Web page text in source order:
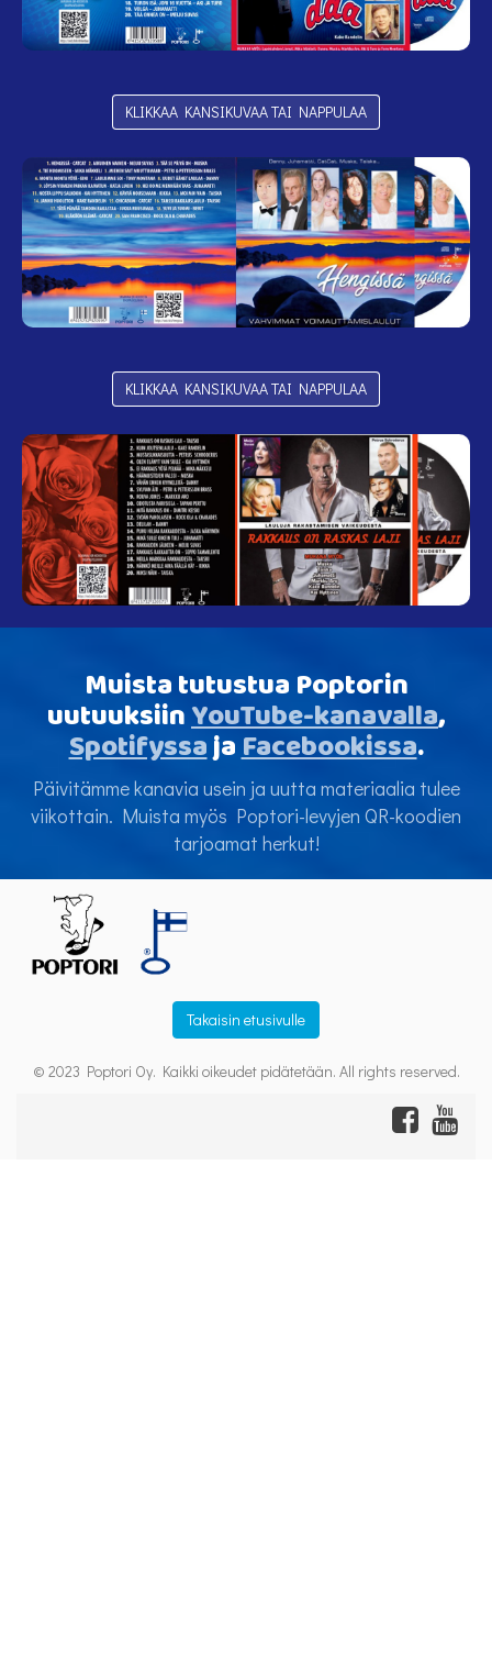
KLIKKAA KANSIKUVAA TAI NAPPULAA
KLIKKAA KANSIKUVAA TAI NAPPULAA
Muista tutustua Poptorin
uutuuksiinYouTube-kanavalla,
SpotifyssajaFacebookissa.
Päivitämme kanavia usein ja uutta materiaalia tulee
viikottain. Muista myös Poptori-levyjen QR-koodien
tarjoamat herkut!
Takaisin etusivulle
© 2023 Poptori Oy. Kaikki oikeudet pidätetään. All rights reserved.